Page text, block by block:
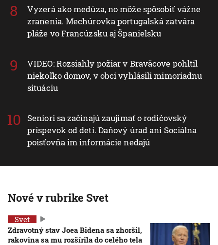
Vyzerá ako medúza, no môže spôsobiť vážne
zranenia. Mechúrovka portugalská zatvára
pláže vo Francúzsku aj Španielsku
VIDEO: Rozsiahly požiar v Braväcove pohltil
niekoľko domov, v obci vyhlásili mimoriadnu
situáciu
Seniori sa začínajú zaujímať o rodičovský
príspevok od detí. Daňový úrad ani Sociálna
poisťovňa im informácie nedajú
Nové v rubrike Svet
Svet
Zdravotný stav Joea Bidena sa zhoršil,
rakovina sa mu rozšírila do celého tela